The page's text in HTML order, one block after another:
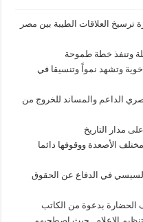
العلاقات الطيبة بين مصر
وتنفذ خطة طموحة
وتشهد نمواً وتنسيقا في
الداعم والمساند للخروج من
مدار التاريخ
الأصعدة ووقوفها دائما
السيسي في الدفاع عن الحقوق
الحضارة بدعوة من الكاتب